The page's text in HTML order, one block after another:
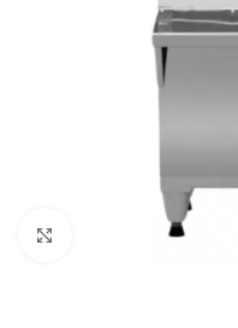
Clique para expandir